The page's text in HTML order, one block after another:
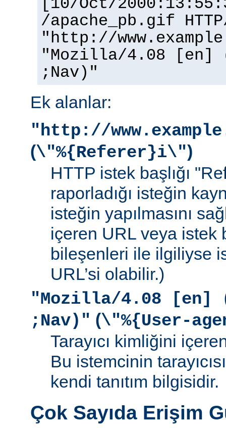
[10/Oct/
/apache_pb.gif
"http://
"Mozilla/4.08 [en]
;Nav)"
Ek alanlar:
"http://
(\"%{Referer}i\")
HTTP istek başlığı
raporladığı isteğin
isteğin yapılmasını
içeren URL veya istek
bileşenleri ile ilgiliyse
URL’si olabilir.)
"Mozilla/4.08 [en]
;Nav)" (\"%{User-
Tarayıcı kimliğini
Bu istemcinin
kendi tanıtım bilgisidir.
Çok Sayıda Erişim